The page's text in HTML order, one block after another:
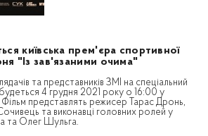
київська прем'єра спортивної
"Із зав'язаними очима"
та представників ЗМІ на спеціальний
4 грудня 2021 року о 16:00 у
представлять режисер Тарас Дронь,
та виконавці головних ролей у
та Олег Шульга.